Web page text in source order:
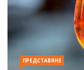
ПРЕДСТАВЯНЕ